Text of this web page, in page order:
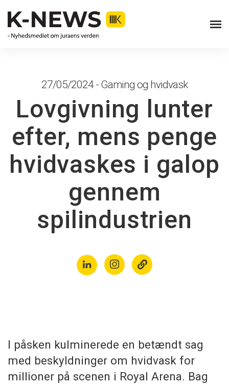
27/05/2024 - Gaming og hvidvask
Lovgivning lunter
efter, mens penge
hvidvaskes i galop
gennem
spilindustrien
I påsken kulminerede en betændt sag
med beskyldninger om hvidvask for
millioner på scenen i Royal Arena. Bag